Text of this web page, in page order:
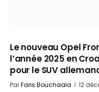
Le nouveau Opel
l’année 2025 en
pour le SUV
ParFaris Bouchaala 12